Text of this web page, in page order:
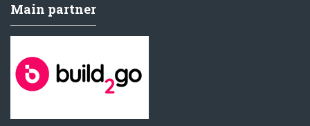
Main partner